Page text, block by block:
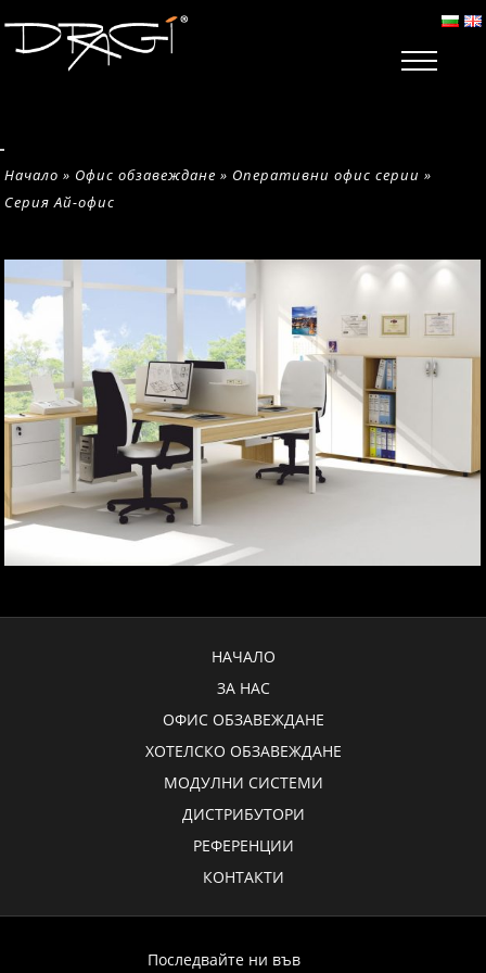
Начало » Офис обзавеждане » Оперативни офис серии »
Серия Ай-офис
НАЧАЛО
ЗА НАС
ОФИС ОБЗАВЕЖДАНЕ
ХОТЕЛСКО ОБЗАВЕЖДАНЕ
МОДУЛНИ СИСТЕМИ
ДИСТРИБУТОРИ
РЕФЕРЕНЦИИ
КОНТАКТИ
Последвайте ни във